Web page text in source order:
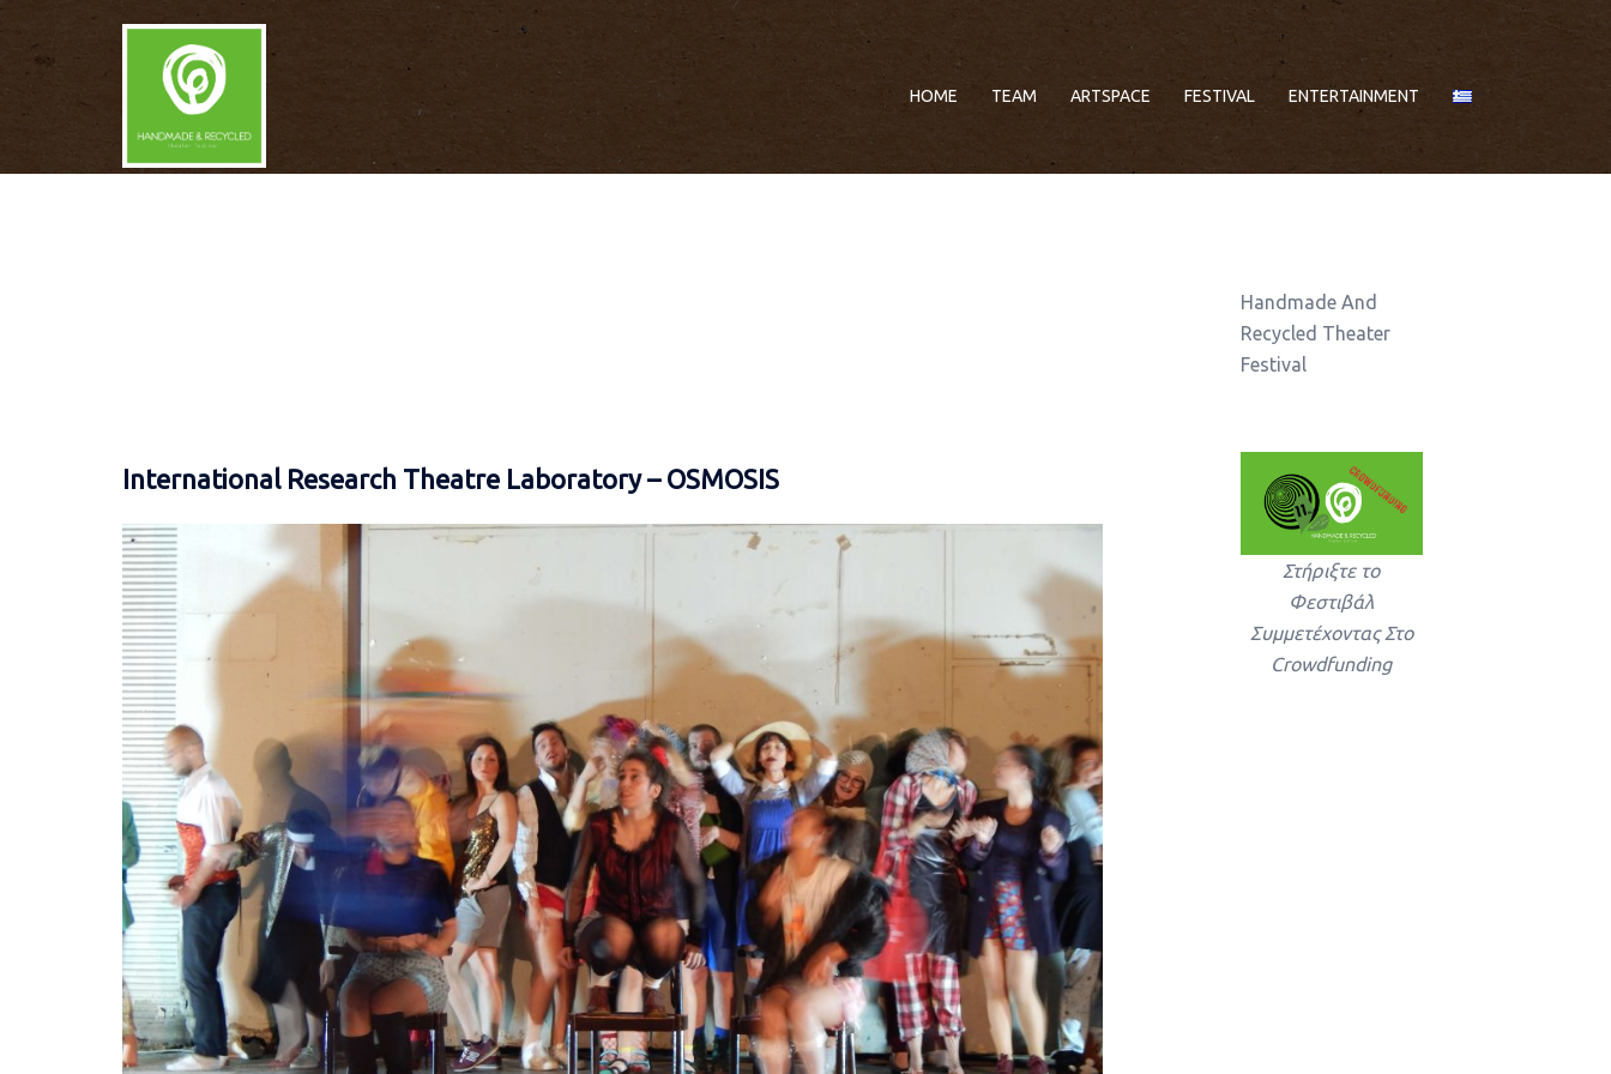
HOME TEAM ARTSPACE FESTIVAL ENTERTAINMENT
International Research Theatre Laboratory – OSMOSIS
Handmade And
Recycled Theater
Festival
Στήριξτε το
Φεστιβάλ
Συμμετέχοντας Στο
Crowdfunding